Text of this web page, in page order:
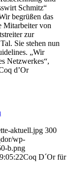
Schmitz“
begrüßen das
Mitarbeiter von
zur
Sie stehen nun
„Wir
Netzwerkes“,
d’Or
aktuell.jpg 300
wp-
b.png
Coq D´Or für